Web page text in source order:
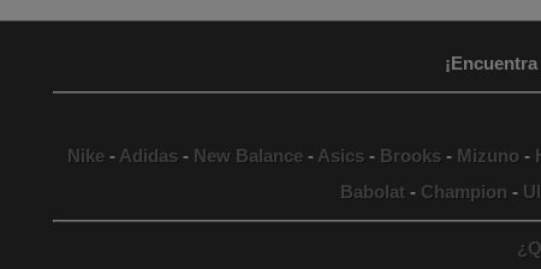
Nike- Adidas- New Balance- Asics- Brooks- Mizuno-
Babolat - Champion -